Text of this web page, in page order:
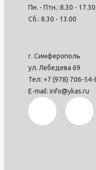
Пн. - Птн.: 8.30 - 17.30
Сб.: 8.30 - 13.00
г. Симферополь
ул. Лебедева 69
Тел: +7 (978) 706-54-
E-mail: info@ykas.ru